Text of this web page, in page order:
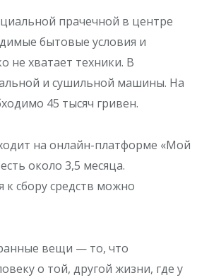
прачечной в центре
бытовые условия и
не хватает техники. В
и сушильной машины. На
45 тысяч гривен.
на онлайн-платформе «Мой
около 3,5 месяца.
к сбору средств можно
вещи — то, что
о той, другой жизни, где у